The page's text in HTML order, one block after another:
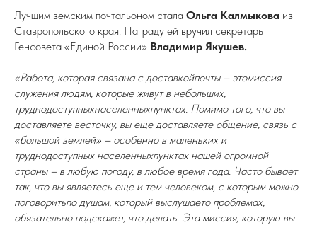
Лучшим земским почтальоном стала Ольга Калмыкова из
Ставропольского края. Награду ей вручил секретарь
Генсовета «Единой России» Владимир Якушев.
«Работа, которая связана с доставкойпочты – этомиссия
служения людям, которые живут в небольших,
труднодоступныхнаселенныхпунктах. Помимо того, что вы
доставляете весточку, вы еще доставляете общение, связь с
«большой землей» – особенно в маленьких и
труднодоступных населенныхпунктах нашей огромной
страны – в любую погоду, в любое время года. Часто бывает
так, что вы являетесь еще и тем человеком, с которым можно
поговоритьпо душам, который выслушаето проблемах,
обязательно подскажет, что делать. Эта миссия, которую вы